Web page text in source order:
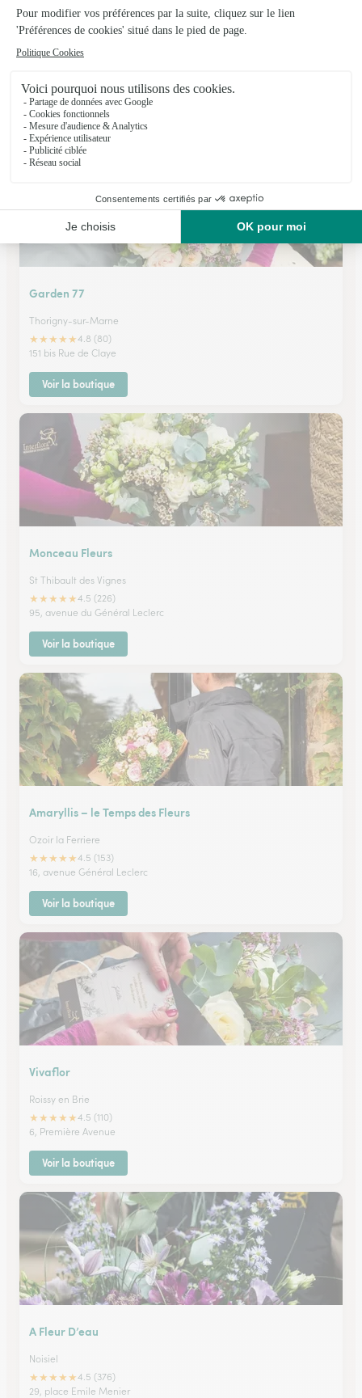
Bambou Fleurs
Meaux
4, rue Notre Dame
Voir la boutique
Garden 77
Thorigny-sur-Marne
★★★★★4.8 (80)
151 bis Rue de Claye
Voir la boutique
Monceau Fleurs
St Thibault des Vignes
★★★★★4.5 (226)
95, avenue du Général Leclerc
Voir la boutique
Amaryllis – le Temps des Fleurs
Ozoir la Ferriere
★★★★★4.5 (153)
16, avenue Général Leclerc
Voir la boutique
Vivaflor
Roissy en Brie
★★★★★4.5 (110)
6, Première Avenue
Voir la boutique
A Fleur D’eau
Noisiel
★★★★★4.5 (376)
29, place Emile Menier